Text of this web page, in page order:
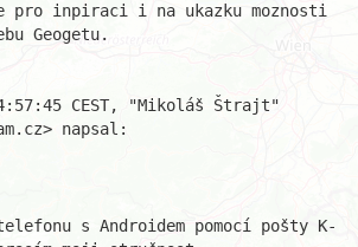
inpiraci i na ukazku moznosti
Geogetu.
CEST, "Mikoláš Štrajt"
s Androidem pomocí pošty K-